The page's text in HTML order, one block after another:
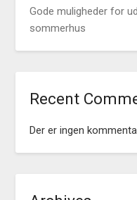
Gode muligheder for
sommerhus
Recent
Der er ingen